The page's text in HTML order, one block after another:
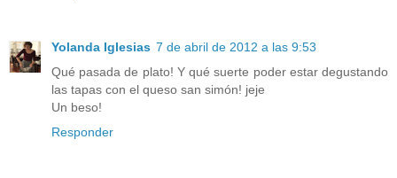
Yolanda Iglesias 7 de abril de 2012 a las 9:53
Qué pasada de plato! Y qué suerte poder estar degustando
las tapas con el queso san simón! jeje
Un beso!
Responder